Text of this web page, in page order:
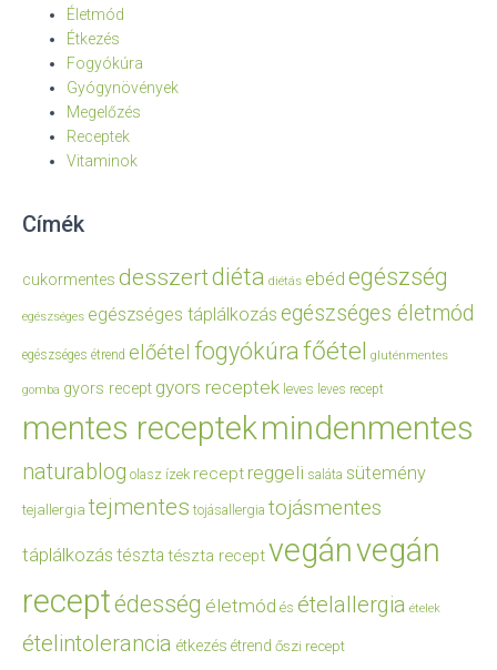
Életmód
Étkezés
Fogyókúra
Gyógynövények
Megelőzés
Receptek
Vitaminok
Címék
cukormentes desszertdiéta diétás ebéd egészség
egészséges egészséges táplálkozás egészséges életmód
egészséges étrend előétel fogyókúrafőétel gluténmentes
gomba gyors recept gyors receptek leves leves recept
mentes receptekmindenmentes
naturablog olasz ízek recept reggeli saláta sütemény
tejallergia tejmentes tojásallergia tojásmentes
táplálkozás tészta tészta receptvegánvegán
receptédesség életmód és ételallergia ételek
ételintolerancia étkezés étrend őszi recept